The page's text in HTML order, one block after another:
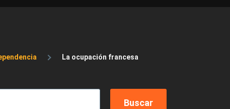
La ocupación francesa